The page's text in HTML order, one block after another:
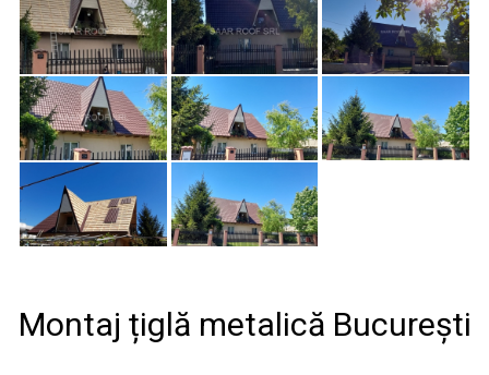
Montaj țiglă metalică București